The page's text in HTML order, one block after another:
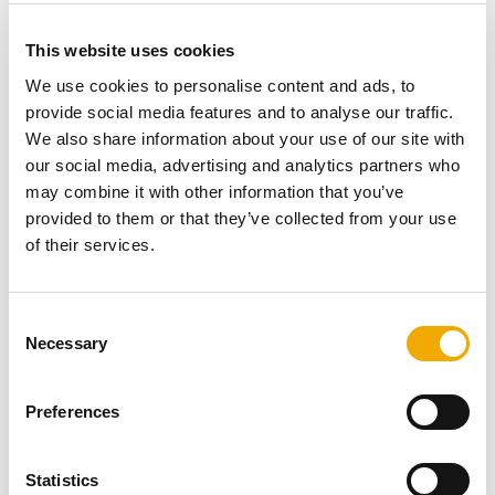
This website uses cookies
We use cookies to personalise content and ads, to
provide social media features and to analyse our traffic.
We also share information about your use of our site with
our social media, advertising and analytics partners who
may combine it with other information that you’ve
provided to them or that they’ve collected from your use
of their services.
Necessary
Preferences
Statistics
sophistiqués.
Nous communiquons de manière claire, simple et
efficace.
Plus de temps entre vos quatre
murs